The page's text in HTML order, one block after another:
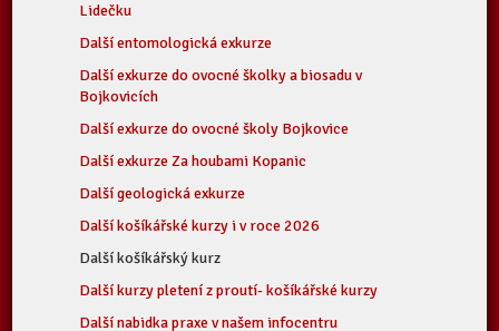
Lidečku
Další entomologická exkurze
Další exkurze do ovocné školky a biosadu v
Bojkovicích
Další exkurze do ovocné školy Bojkovice
Další exkurze Za houbami Kopanic
Další geologická exkurze
Další košíkářské kurzy i v roce 2026
Další košíkářský kurz
Další kurzy pletení z proutí- košíkářské kurzy
Další nabidka praxe v našem infocentru